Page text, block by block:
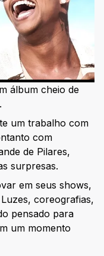
álbum cheio de
um trabalho com
com
de Pilares,
surpresas.
em seus shows,
coreografias,
pensado para
um momento